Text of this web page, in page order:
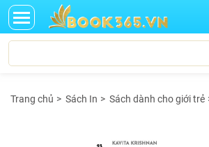
Trang chủ> Sách In> Sách dành cho giới trẻ